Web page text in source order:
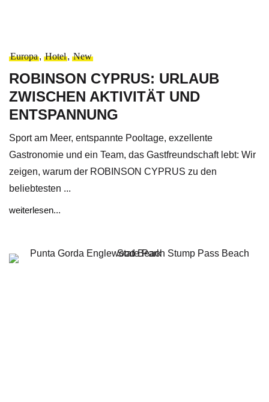
Europa, Hotel, New
ROBINSON CYPRUS: URLAUB
ZWISCHEN AKTIVITÄT UND
ENTSPANNUNG
Sport am Meer, entspannte Pooltage, exzellente
Gastronomie und ein Team, das Gastfreundschaft lebt: Wir
zeigen, warum der ROBINSON CYPRUS zu den
beliebtesten ...
weiterlesen...